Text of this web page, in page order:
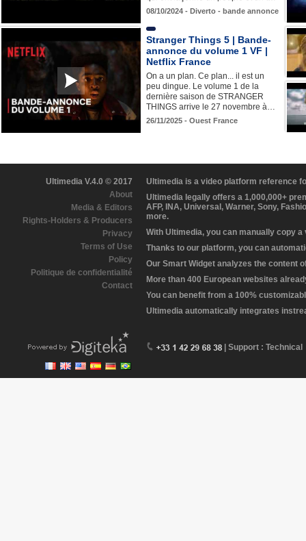
08/10/2024 - Diverto - bande annonce
Stranger Things 5 | Bande-
annonce du volume 1 VF |
Netflix France
On a un plan. Ce plan... il est un
peu dingue. Le volume 1 de la
dernière saison de STRANGER
THINGS arrive le 27 novembre à…
26/11/2025 - Ouest France
Ultimedia V.4.0 © 2017
About
Media & Editors
Rights-Holders & Producers
Privacy
Terms of Use
Policy
Politique de confidentialité
Contact
Ultimedia is a video platform reference
Ultimedia legally offers a 1,000,000+
AFP, INA, Universal, Warner, Sony,
more.
With Ultimedia, you can manually copy
Thanks to our platform, you can
Our Smart Widget analyzes the content
More than 400 European websites
You can benefit from a 100%
Ultimedia automatically integrates
| Support : Technical